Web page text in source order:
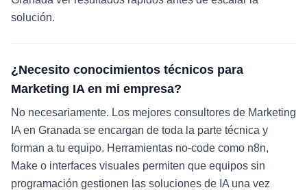
solución.
¿Necesito conocimientos técnicos para
Marketing IA en mi empresa?
No necesariamente. Los mejores consultores de Marketing
IA en Granada se encargan de toda la parte técnica y
forman a tu equipo. Herramientas no-code como n8n,
Make o interfaces visuales permiten que equipos sin
programación gestionen las soluciones de IA una vez